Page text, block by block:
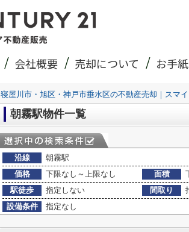
会社概要 売却について お手
寝屋川市・旭区・神戸市垂水区の不動産売却｜スマ
朝霧駅物件一覧
沿線
朝霧駅
価格
下限なし～上限なし 面積
駅徒歩
指定しない 間取り
設備条件
指定なし